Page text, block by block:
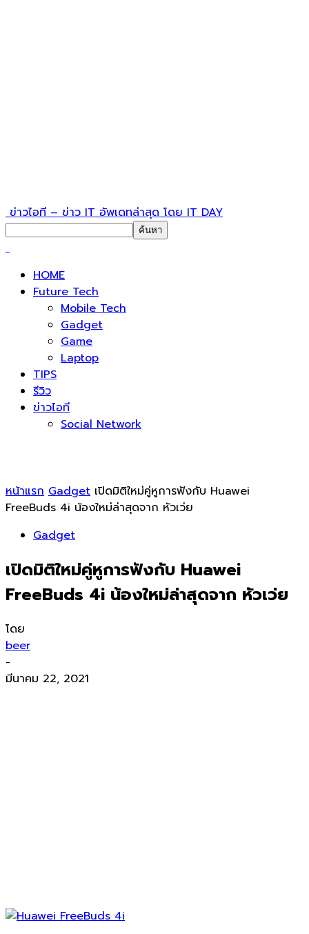
ข่าวไอที – ข่าว IT อัพเดทล่าสุด โดย IT DAY
HOME
Future Tech
Mobile Tech
Gadget
Game
Laptop
TIPS
รีวิว
ข่าวไอที
Social Network
หน้าแรก Gadget เปิดมิติใหม่คู่หูการฟังกับ Huawei
FreeBuds 4i น้องใหม่ล่าสุดจาก หัวเว่ย
Gadget
เปิดมิติใหม่คู่หูการฟังกับ Huawei
FreeBuds 4i น้องใหม่ล่าสุดจาก หัวเว่ย
โดย
beer
-
มีนาคม 22, 2021